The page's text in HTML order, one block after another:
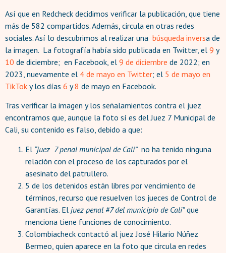
Así que en Redcheck decidimos verificar la publicación, que tiene
más de 582 compartidos. Además, circula en otras redes
sociales. Así lo descubrimos al realizar una búsqueda inversa de
la imagen. La fotografía había sido publicada en Twitter, el 9 y
10 de diciembre; en Facebook, el 9 de diciembre de 2022; en
2023, nuevamente el 4 de mayo en Twitter; el 5 de mayo en
TikTok y los días 6 y8 de mayo en Facebook.
Tras verificar la imagen y los señalamientos contra el juez
encontramos que, aunque la foto sí es del Juez 7 Municipal de
Cali, su contenido es falso, debido a que:
El “juez 7 penal municipal de Cali”no ha tenido ninguna
relación con el proceso de los capturados por el
asesinato del patrullero.
5 de los detenidos están libres por vencimiento de
términos, recurso que resuelven los jueces de Control de
Garantías. El juez penal #7 del municipio de Cali”que
menciona tiene funciones de conocimiento.
Colombiacheck contactó al juez José Hilario Núñez
Bermeo, quien aparece en la foto que circula en redes